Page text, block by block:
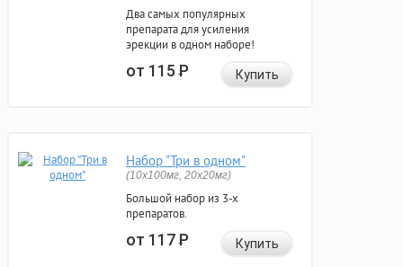
Два самых популярных
препарата для усиления
эрекции в одном наборе!
от 115Р Купить
Набор "Три в одном"
(10x100мг, 20x20мг)
Большой набор из 3-х
препаратов.
от 117Р Купить